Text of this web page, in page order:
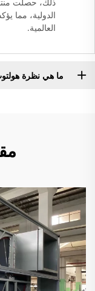
الدولية، مما
العالمية.
ما هي نظرة